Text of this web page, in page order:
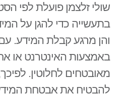
שולי זלצמן פועלת לפי
בתעשייה כדי להגן על
והן מרגע קבלת המידע.
באמצעות האינטרנט או
מאובטחים לחלוטין. לפיכך,
להבטיח את אבטחת